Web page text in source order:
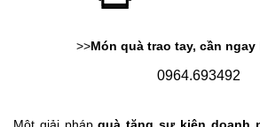
>>Món quà trao tay, cần ngay
0964.693492